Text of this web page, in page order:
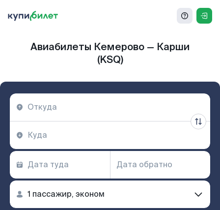
Авиабилеты Кемерово — Карши
(KSQ)